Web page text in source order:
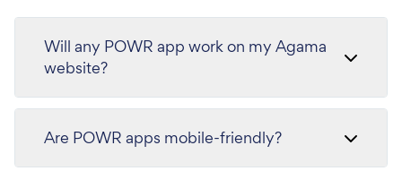
Will any POWR app work on my Agama
website?
Are POWR apps mobile-friendly?